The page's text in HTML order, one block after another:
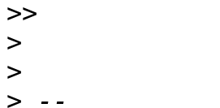
>>
>
>
>